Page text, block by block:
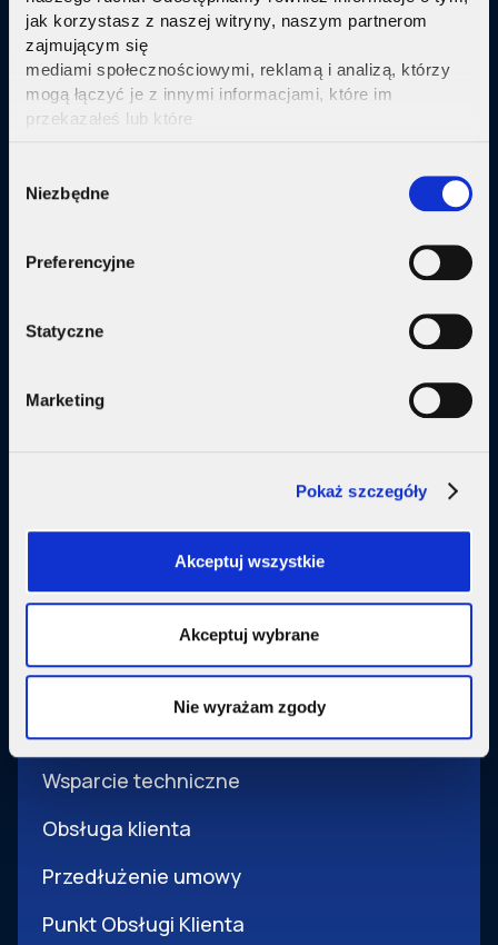
jak korzystasz z naszej witryny, naszym partnerom
zajmującym się
mediami społecznościowymi, reklamą i analizą, którzy
mogą łączyć je z innymi informacjami, które im
przekazałeś lub które
Selection
Niezbędne
Preferencyjne
Statyczne
Marketing
Pokaż szczegóły
Akceptuj wszystkie
Akceptuj wybrane
Nie wyrażam zgody
Pakiety internetu z nowoczesną telewizjąw
technologi IPTV Replay TV.
Sprawdź
Internet
Internet + telewizja
Usługi dodatkowe
SupermediaGo
Obsługa
Pomoc i obsługa
Wsparcie techniczne
Obsługa klienta
Przedłużenie umowy
Punkt Obsługi Klienta